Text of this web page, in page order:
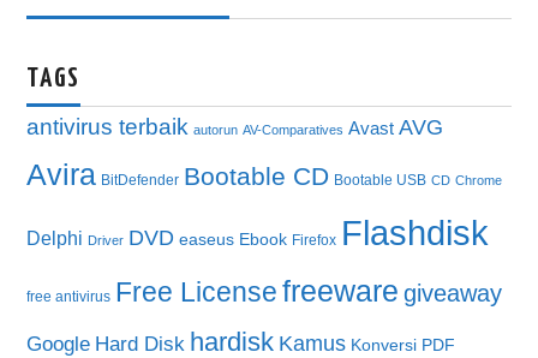
TAGS
antivirus terbaik autorun AV-Comparatives Avast AVG
Avira BitDefender Bootable CD Bootable USB CD Chrome
Delphi Driver DVD easeus Ebook Firefox Flashdisk
free antivirus Free License freeware giveaway
Google Hard Disk hardisk Kamus Konversi PDF